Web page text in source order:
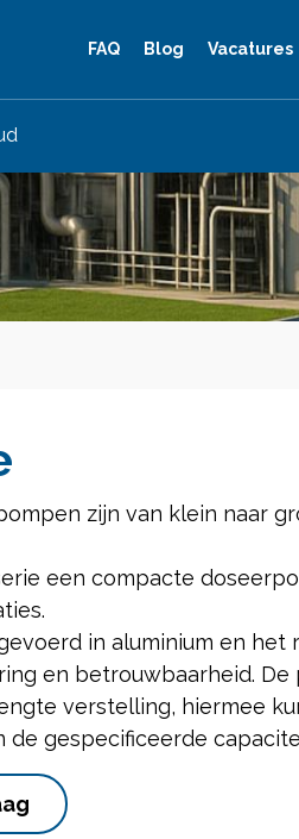
FAQ Blog Vacatures
zijn van klein naar
een compacte
in aluminium en
en betrouwbaarheid.
verstelling, hiermee
de gespecificeerde